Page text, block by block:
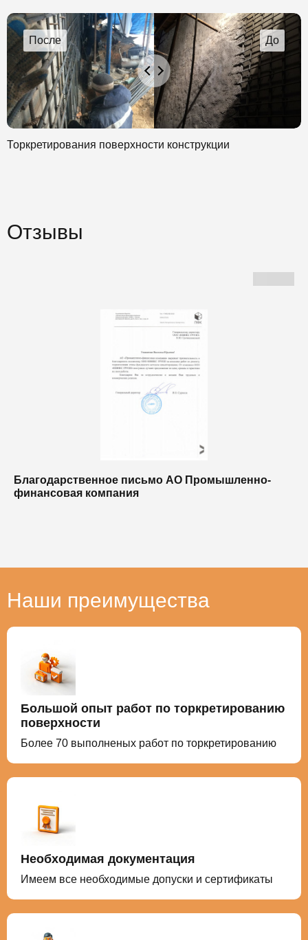
Торкретирования поверхности конструкции
Отзывы
Благодарственное письмо АО Промышленно-
финансовая компания
Наши преимущества
Большой опыт работ по торкретированию
поверхности
Более 70 выполненых работ по торкретированию
Необходимая документация
Имеем все необходимые допуски и сертификаты